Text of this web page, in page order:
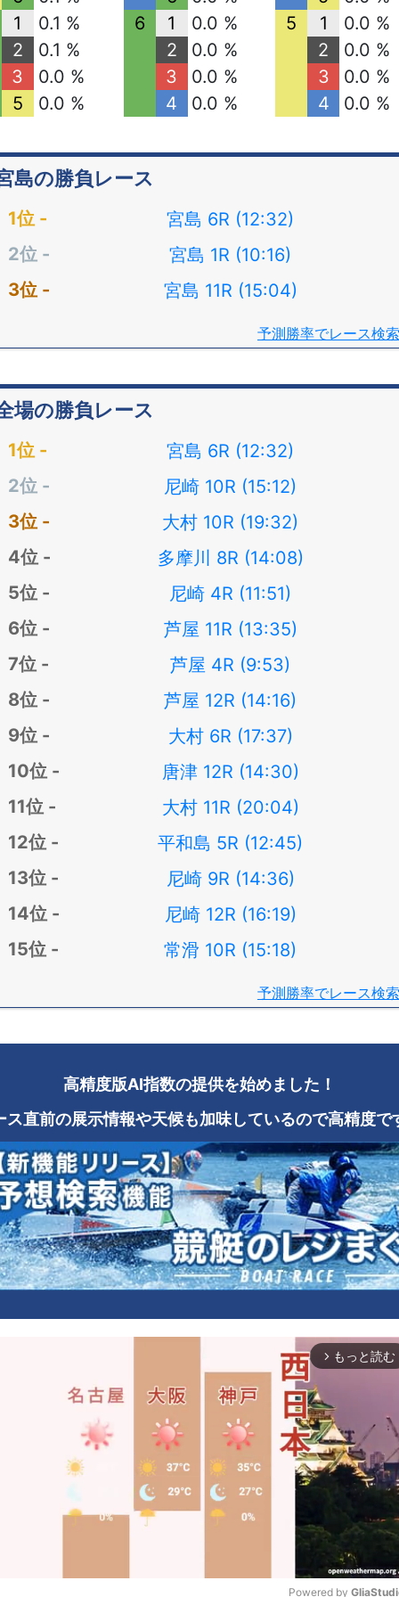
1
0.1 %
2
0.1 %
3
0.0 %
5
0.0 %
6
1
0.0 %
2
0.0 %
3
0.0 %
4
0.0 %
5
1
0.0 %
2
0.0 %
3
0.0 %
4
0.0 %
島の勝負レース
宮島 6R (12:32)
宮島 1R (10:16)
宮島 11R (15:04)
予測勝率でレース検索
場の勝負レース
宮島 6R (12:32)
尼崎 10R (15:12)
大村 10R (19:32)
多摩川 8R (14:08)
尼崎 4R (11:51)
芦屋 11R (13:35)
芦屋 4R (9:53)
芦屋 12R (14:16)
大村 6R (17:37)
唐津 12R (14:30)
大村 11R (20:04)
平和島 5R (12:45)
尼崎 9R (14:36)
尼崎 12R (16:19)
常滑 10R (15:18)
予測勝率でレース検索
高精度版AI指数の提供を始めました！
ス直前の展示情報や天候も加味しているので高精度で
arrow_forward_ios もっと読む
Powered by